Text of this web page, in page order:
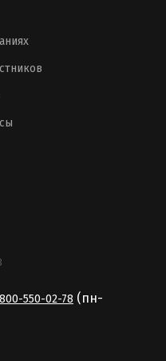
550-02-78 (пн-